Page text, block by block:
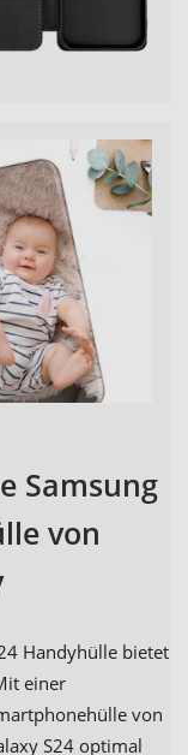
Samsung
von
Handyhülle bietet
einer
von
S24 optimal